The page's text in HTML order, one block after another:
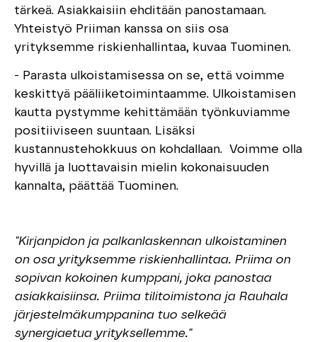
tärkeä. Asiakkaisiin ehditään panostamaan.
Yhteistyö Priiman kanssa on siis osa
yrityksemme riskienhallintaa, kuvaa Tuominen.
- Parasta ulkoistamisessa on se, että voimme
keskittyä pääliiketoimintaamme. Ulkoistamisen
kautta pystymme kehittämään työnkuviamme
positiiviseen suuntaan. Lisäksi
kustannustehokkuus on kohdallaan. Voimme olla
hyvillä ja luottavaisin mielin kokonaisuuden
kannalta, päättää Tuominen.
"Kirjanpidon ja palkanlaskennan ulkoistaminen
on osa yrityksemme riskienhallintaa. Priima on
sopivan kokoinen kumppani, joka panostaa
asiakkaisiinsa. Priima tilitoimistona ja Rauhala
järjestelmäkumppanina tuo selkeää
synergiaetua yrityksellemme."